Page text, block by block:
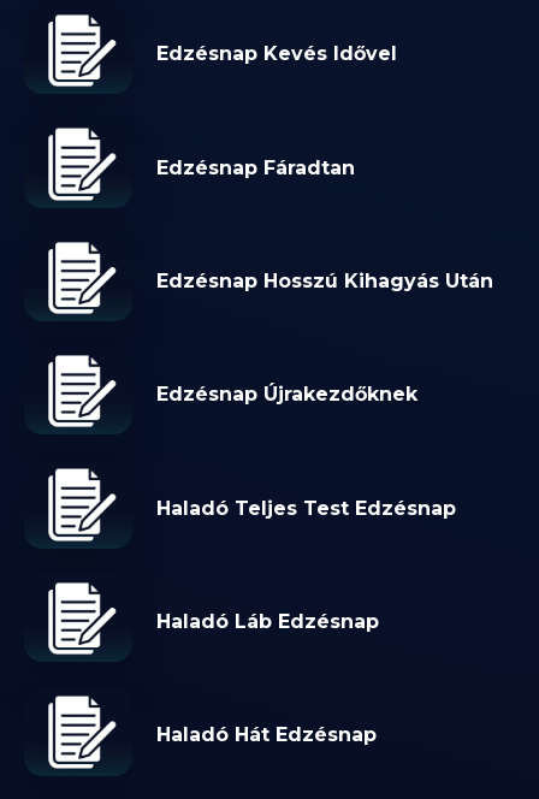
Edzésnap Kevés Idővel
Edzésnap Fáradtan
Edzésnap Hosszú Kihagyás Után
Edzésnap Újrakezdőknek
Haladó Teljes Test Edzésnap
Haladó Láb Edzésnap
Haladó Hát Edzésnap